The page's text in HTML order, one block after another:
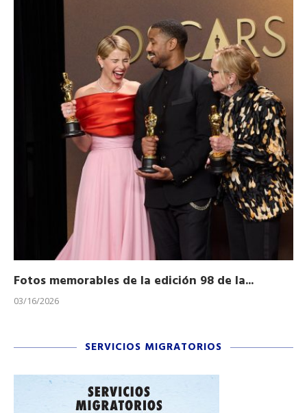
Fotos memorables de la edición 98 de la...
03/16/2026
SERVICIOS MIGRATORIOS